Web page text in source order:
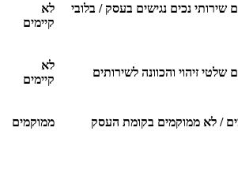
שירותי נכים נגישים בעסק / בלובי
לא
קיימים
זיהוי והכוונה לשירותים
לא
קיימים
/ לא ממוקמים בקומת העסק ממוקמים